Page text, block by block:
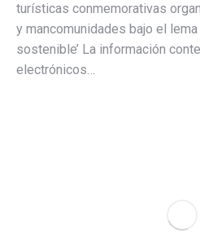
turísticas conmemorativas
y mancomunidades bajo el
sostenible’ La información
electrónicos…